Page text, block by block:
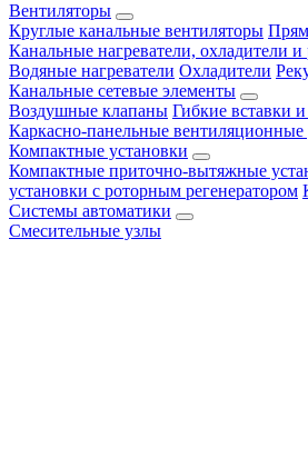
Вентиляторы
Круглые канальные вентиляторы
Канальные нагреватели, охладители и
Водяные нагреватели Охладители
Канальные сетевые элементы
Воздушные клапаны Гибкие вставки
Каркасно-панельные вентиляционные
Компактные установки
Компактные приточно-вытяжные
установки с роторным регенератором
Системы автоматики
Смесительные узлы